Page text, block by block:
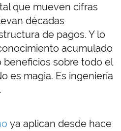
que mueven cifras
décadas
de pagos. Y lo
acumulado
sobre todo el
es magia. Es ingeniería
ya aplican desde hace